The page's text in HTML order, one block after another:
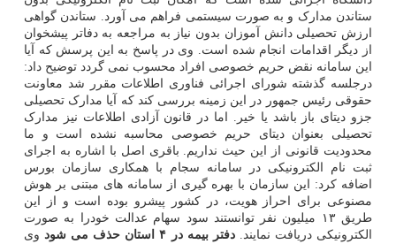
ستاندن مدارک و به صورت سیستمی فراهم می آورد. ستاندن گواهی
ارزش تحصیلی دانش آموزان بدون نیاز به مراجعه به دفاتر پیشخوان
از دیگر اقدامات انجام شده است. وی در پاسخ به این پرسش که آیا
این سامانه نقض حریم خصوصی افراد محسوب نمی گردد توضیح داد:
درجلسه گذشته شورای اجرائی فناوری اطلاعات مقرر شد معاونت
حقوقی رئیس جمهور در این زمینه بررسی کند که آیا مدارک تحصیلی
جزو دیتای باز باشد یا خیر. اما در قانون آزادی اطلاعات نیز مدارک
تحصیلی بعنوان دیتای حریم خصوصی محاسبه نشده است و ما
محدودیت قانونی از این حیث نداریم. باقری اصل با اشاره به اجرای
ثبت نام الکترونیکی در سامانه سجام با همکاری سازمان بورس
اضافه کرد: این سازمان با بهره گیری از سامانه های مبتنی بر هوش
مصنوعی برای احراز هویت، در کشور پیشرو بوده است و از این
طریق ۱۳ میلیون نفر توانستند سود سهام عدالت خودرا به صورت
الکترونیکی دریافت نمایند.دفتر بیمه در ۴ استان حذف می شود
وی